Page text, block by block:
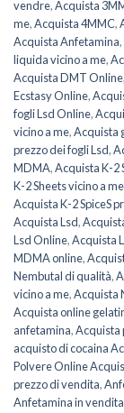
vendre,Acquista
me,Acquista 4MMC,
Acquista Anfetamina,
liquida vicino a me,
Acquista DMT Online,
Ecstasy Online,
fogli Lsd Online,
vicino a me,Acquista
prezzo dei fogli Lsd,
MDMA,Acquista K-2
K-2 Sheets vicino a me
Acquista K-2 SpiceS
Acquista Lsd,
Lsd Online,Acquista
MDMA online,
Nembutal di qualità,
vicino a me,Acquista
Acquista online
anfetamina,Acquista
acquisto di cocaina
Polvere Online
prezzo di vendita,
Anfetamina in vendita